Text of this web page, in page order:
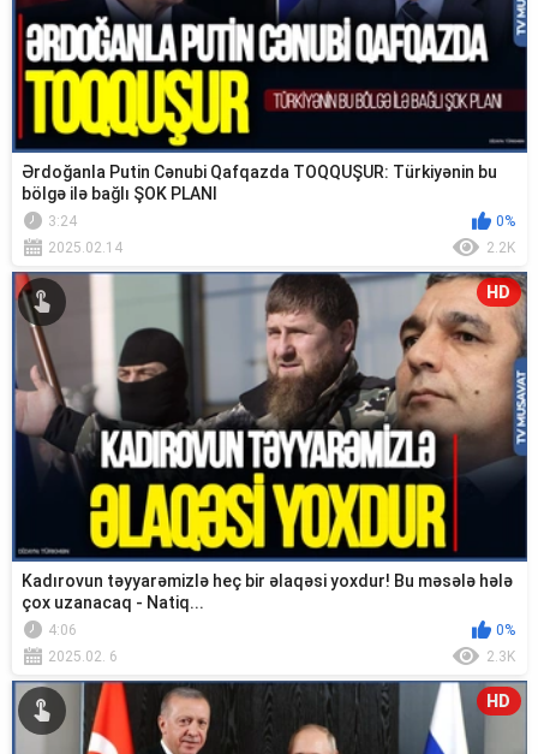
Ərdoğanla Putin Cənubi Qafqazda TOQQUŞUR: Türkiyənin bu
bölgə ilə bağlı ŞOK PLANI
3:24
0%
2025.02.14
2.2K
HD
Kadırovun təyyarəmizlə heç bir əlaqəsi yoxdur! Bu məsələ hələ
çox uzanacaq - Natiq...
4:06
0%
2025.02. 6
2.3K
HD